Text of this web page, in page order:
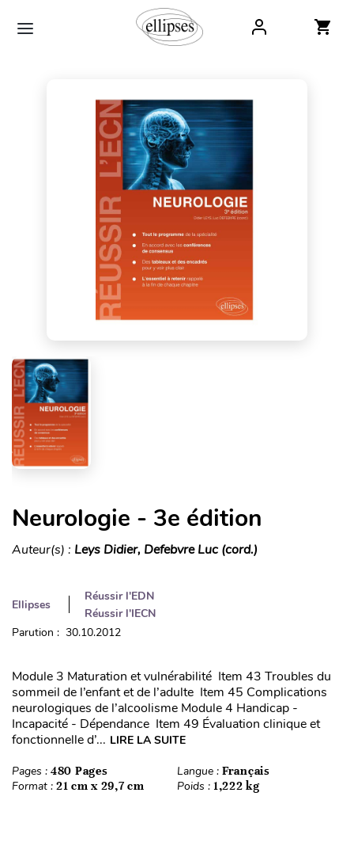
Neurologie - 3e édition
Auteur(s) : Leys Didier, Defebvre Luc (cord.)
Ellipses
Réussir l'EDN
Réussir l'IECN
Parution : 30.10.2012
Module 3 Maturation et vulnérabilité Item 43 Troubles du
sommeil de l’enfant et de l’adulte Item 45 Complications
neurologiques de l’alcoolisme Module 4 Handicap -
Incapacité - Dépendance Item 49 Évaluation clinique et
fonctionnelle d’... LIRE LA SUITE
Pages : 480 Pages Langue : Français
Format : 21 cm x 29,7 cm Poids : 1,222 kg